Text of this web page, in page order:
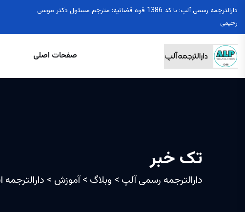
دارالترجمه رسمی آلپ: با کد 1386 قوه قضائیه: مترجم مسئول دکتر موسی
رحیمی
صفحات اصلی
تک خبر
دارالترجمه رسمی آلپ > وبلاگ >آموزش >